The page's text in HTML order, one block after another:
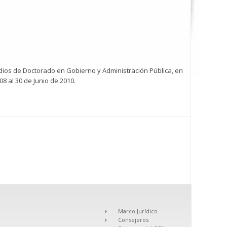
de Doctorado en Gobierno y Administración Pública, en
al 30 de Junio de 2010.
Marco Jurídico
Consejeros